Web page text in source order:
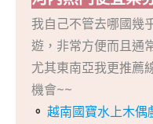
我自己不管去哪國幾
遊，非常方便而且通
尤其東南亞我更推薦
機會~~
。 越南國寶水上木偶